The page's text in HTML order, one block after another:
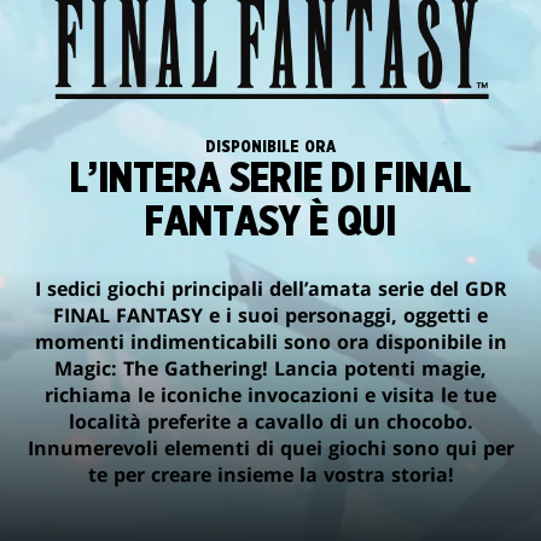
DISPONIBILE ORA
L’INTERA SERIE DI FINAL
FANTASY È QUI
I sedici giochi principali dell’amata serie del GDR
FINAL FANTASY e i suoi personaggi, oggetti e
momenti indimenticabili sono ora disponibile in
Magic: The Gathering! Lancia potenti magie,
richiama le iconiche invocazioni e visita le tue
località preferite a cavallo di un chocobo.
Innumerevoli elementi di quei giochi sono qui per
te per creare insieme la vostra storia!